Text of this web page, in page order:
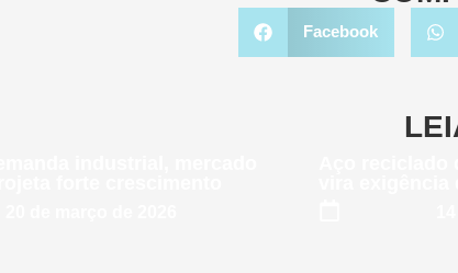
Facebook